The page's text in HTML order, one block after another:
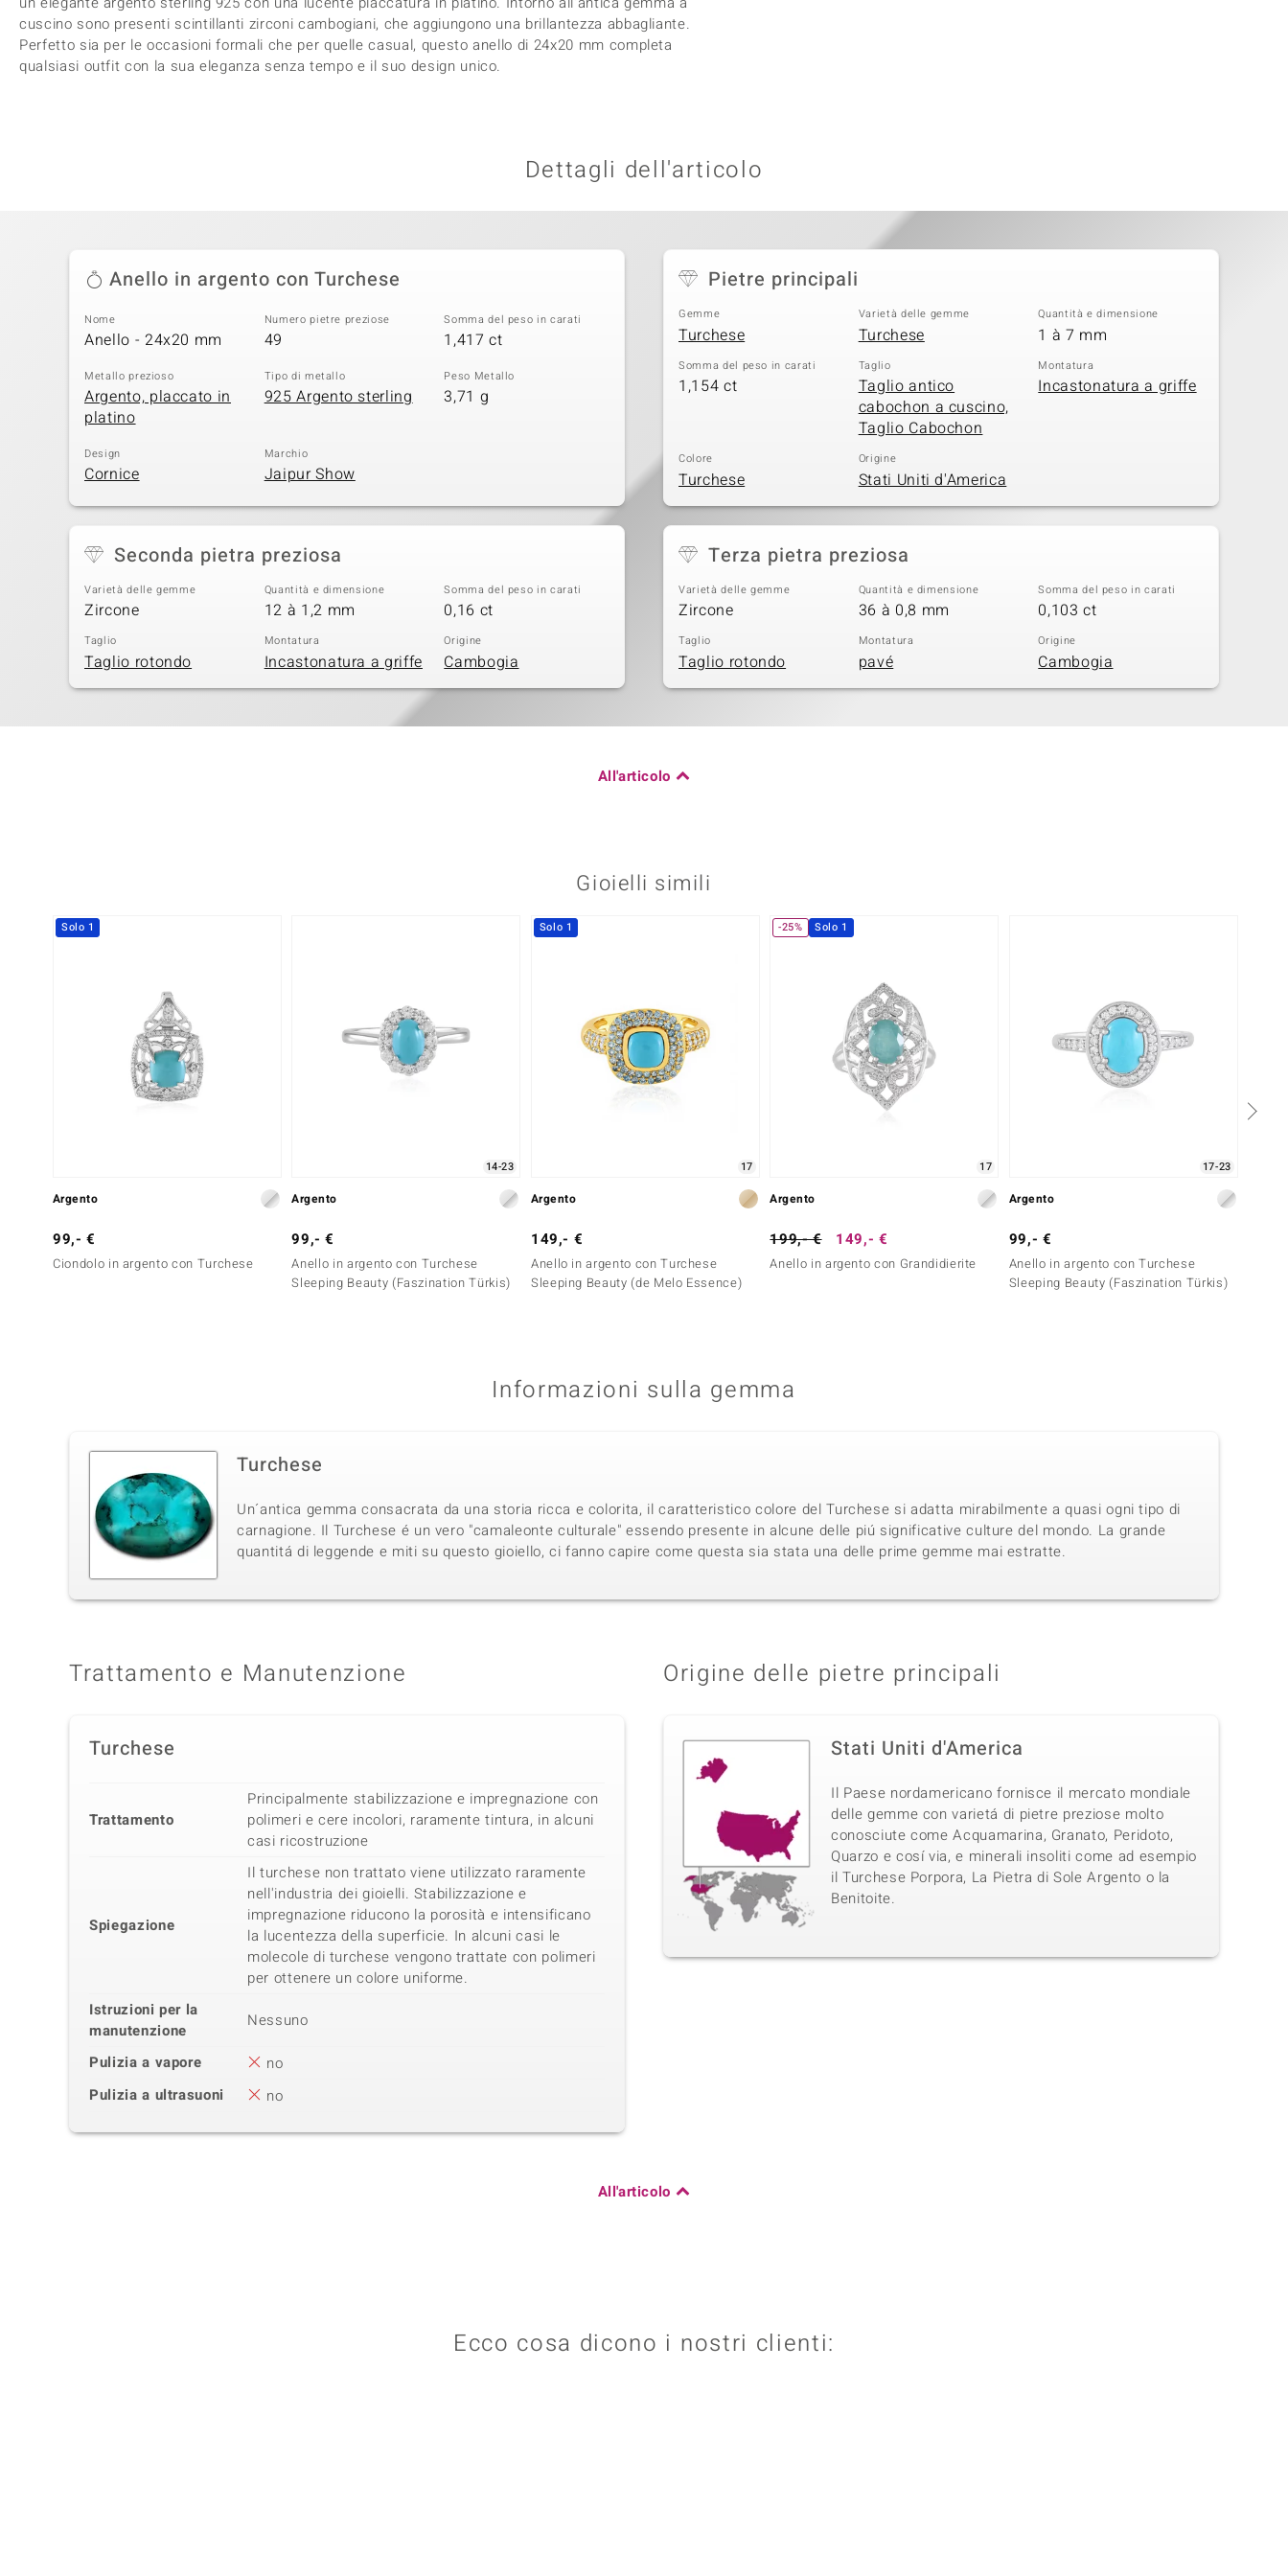
cuscino sono presenti scintillanti zirconi cambogiani, che aggiungono una brillantezza abbagliante.
Perfetto sia per le occasioni formali che per quelle casual, questo anello di 24x20 mm completa
qualsiasi outfit con la sua eleganza senza tempo e il suo design unico.
Dettagli dell'articolo
Anello in argento con Turchese
Nome
Anello - 24x20 mm
Numero pietre preziose
49
Somma del peso in carati
1,417 ct
Metallo prezioso
Argento, placcato in
platino
Tipo di metallo
925 Argento sterling
Peso Metallo
3,71 g
Design
Cornice
Marchio
Jaipur Show
Pietre principali
Gemme
Turchese
Varietà delle gemme
Turchese
Quantità e dimensione
1 à 7 mm
Somma del peso in carati
1,154 ct
Taglio
Taglio antico
cabochon a cuscino,
Taglio Cabochon
Montatura
Incastonatura a griffe
Colore
Turchese
Origine
Stati Uniti d'America
Seconda pietra preziosa
Varietà delle gemme
Zircone
Quantità e dimensione
12 à 1,2 mm
Somma del peso in carati
0,16 ct
Taglio
Taglio rotondo
Montatura
Incastonatura a griffe
Origine
Cambogia
Terza pietra preziosa
Varietà delle gemme
Zircone
Quantità e dimensione
36 à 0,8 mm
Somma del peso in carati
0,103 ct
Taglio
Taglio rotondo
Montatura
pavé
Origine
Cambogia
All'articolo
Gioielli simili
Solo 1
Argento
99,- €
Ciondolo in argento con Turchese
14-23
Argento
99,- €
Anello in argento con Turchese
Sleeping Beauty (Faszination Türkis)
Solo 1
17
Argento
149,- €
Anello in argento con Turchese
Sleeping Beauty (de Melo Essence)
-25% Solo 1
17
Argento
199,- € 149,- €
Anello in argento con Grandidierite
17-23
Argento
99,- €
Anello in argento con Turchese
Sleeping Beauty (Faszination Türkis)
Informazioni sulla gemma
Turchese
Un´antica gemma consacrata da una storia ricca e colorita, il caratteristico colore del Turchese si adatta mirabilmente a quasi ogni tipo di
carnagione. Il Turchese é un vero "camaleonte culturale" essendo presente in alcune delle piú significative culture del mondo. La grande
quantitá di leggende e miti su questo gioiello, ci fanno capire come questa sia stata una delle prime gemme mai estratte.
Trattamento e Manutenzione
Turchese
Trattamento
Principalmente stabilizzazione e impregnazione con
polimeri e cere incolori, raramente tintura, in alcuni
casi ricostruzione
Spiegazione
Il turchese non trattato viene utilizzato raramente
nell'industria dei gioielli. Stabilizzazione e
impregnazione riducono la porosità e intensificano
la lucentezza della superficie. In alcuni casi le
molecole di turchese vengono trattate con polimeri
per ottenere un colore uniforme.
Istruzioni per la
manutenzione
Nessuno
Pulizia a vapore
no
Pulizia a ultrasuoni
no
Origine delle pietre principali
Stati Uniti d'America
Il Paese nordamericano fornisce il mercato mondiale
delle gemme con varietá di pietre preziose molto
conosciute come Acquamarina, Granato, Peridoto,
Quarzo e cosí via, e minerali insoliti come ad esempio
il Turchese Porpora, La Pietra di Sole Argento o la
Benitoite.
All'articolo
Ecco cosa dicono i nostri clienti: